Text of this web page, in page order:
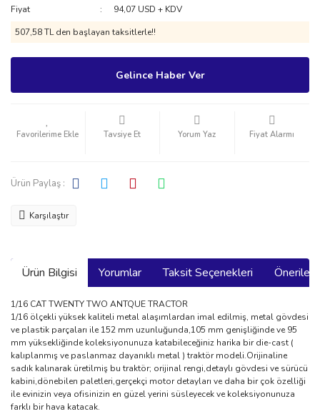
Fiyat
94,07 USD + KDV
507,58 TL den başlayan taksitlerle!!
Gelince Haber Ver
Tavsiye Et Yorum Yaz Fiyat Alarmı
Ürün Paylaş :
Karşılaştır
Ürün Bilgisi Yorumlar Taksit Seçenekleri
1/16 CAT TWENTY TWO ANTQUE TRACTOR
1/16 ölçekli yüksek kaliteli metal alaşımlardan imal edilmiş, metal gövdesi
ve plastik parçaları ile 152 mm uzunluğunda,105 mm genişliğinde ve 95
mm yüksekliğinde koleksiyonunuza katabileceğiniz harika bir die-cast (
kalıplanmış ve paslanmaz dayanıklı metal ) traktör modeli.Orijinaline
sadık kalınarak üretilmiş bu traktör; orijinal rengi,detaylı gövdesi ve sürücü
kabini,dönebilen paletleri,gerçekçi motor detayları ve daha bir çok özelliği
ile evinizin veya ofisinizin en güzel yerini süsleyecek ve koleksiyonunuza
farklı bir hava katacak.